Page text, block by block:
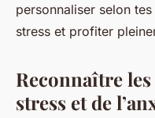
personnaliser selon
stress et profiter
Reconnaître
stress et de